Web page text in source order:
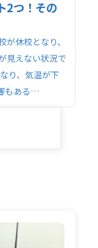
2つ！その
休校となり、
見えない状況で
り、気温が下
もある…